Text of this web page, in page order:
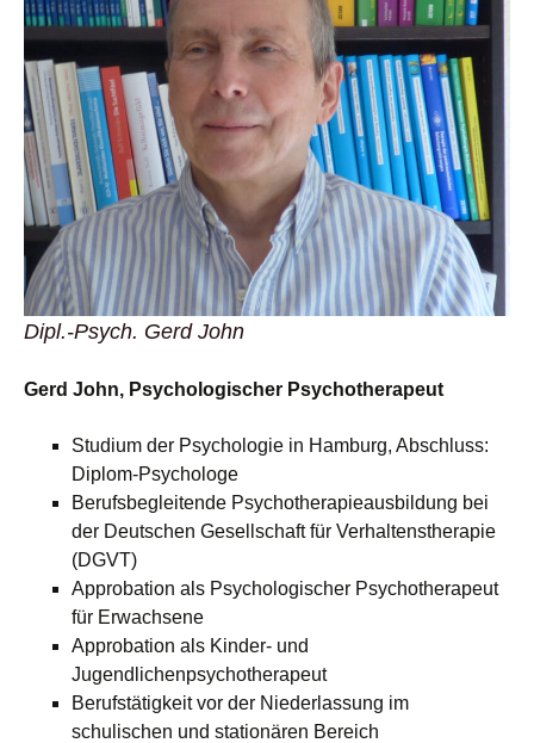
Dipl.-Psych. Gerd John
Gerd John, Psychologischer Psychotherapeut
Studium der Psychologie in Hamburg, Abschluss:
Diplom-Psychologe
Berufsbegleitende Psychotherapieausbildung bei
der Deutschen Gesellschaft für Verhaltenstherapie
(DGVT)
Approbation als Psychologischer Psychotherapeut
für Erwachsene
Approbation als Kinder- und
Jugendlichenpsychotherapeut
Berufstätigkeit vor der Niederlassung im
schulischen und stationären Bereich